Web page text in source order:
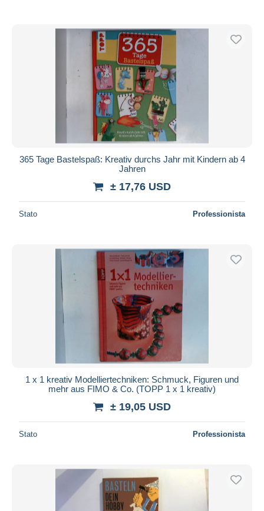
365 Tage Bastelspaß: Kreativ durchs Jahr mit Kindern ab 4
Jahren
± 17,76 USD
Stato Professionista
1 x 1 kreativ Modelliertechniken: Schmuck, Figuren und
mehr aus FIMO & Co. (TOPP 1 x 1 kreativ)
± 19,05 USD
Stato Professionista